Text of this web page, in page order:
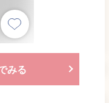
みる